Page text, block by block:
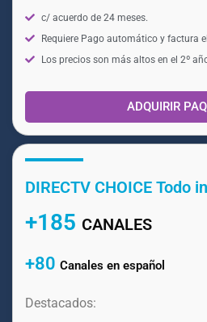
DIRECTV CHOICE Todo
+185 CANALES
+80 Canales en español
Destacados:
c/ acuerdo de 24 meses.
Requiere Pago automático y factura
Los precios son más altos en el 2º
ADQUIRIR